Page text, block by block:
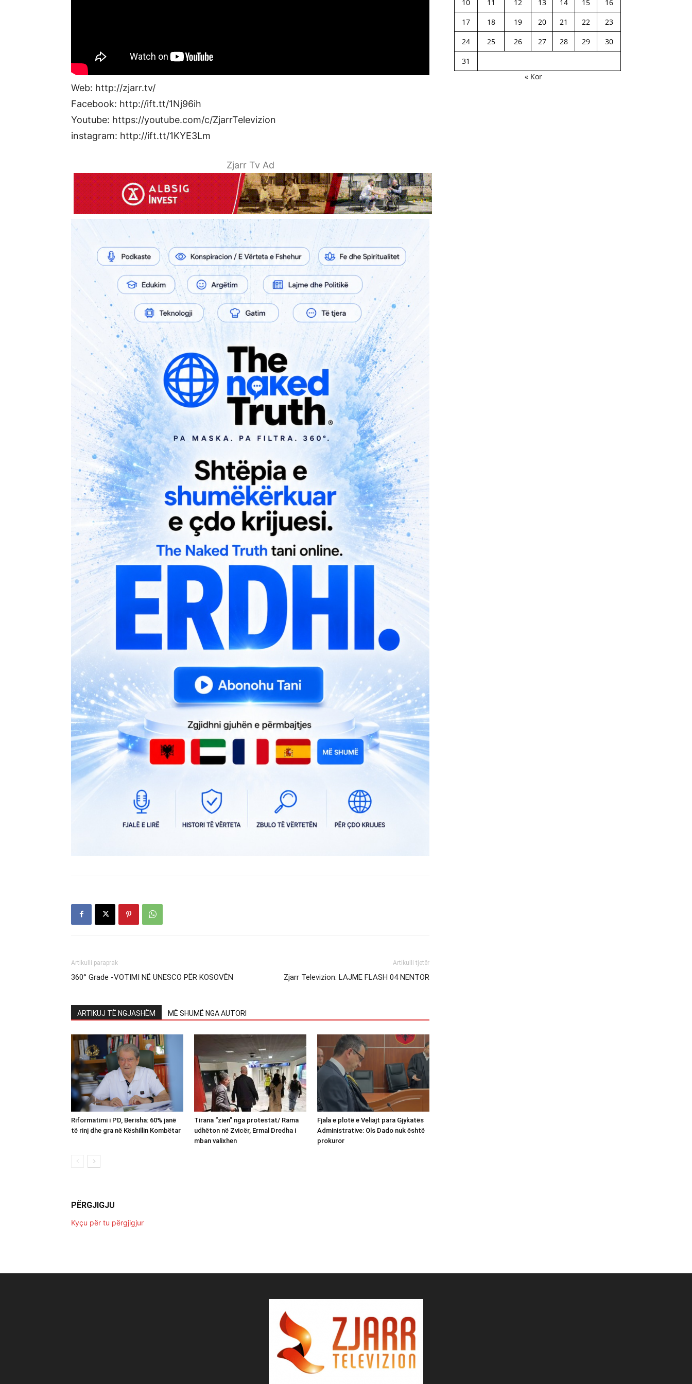
Web: http://zjarr.tv/
Facebook: http://ift.tt/1Nj96ih
Youtube: https://youtube.com/c/ZjarrTelevizion
instagram: http://ift.tt/1KYE3Lm
Zjarr Tv Ad
Artikulli paraprak
360° Grade -VOTIMI NË UNESCO PËR KOSOVËN
Artikulli tjetër
Zjarr Televizion: LAJME FLASH 04 NENTOR
ARTIKUJ TË NGJASHËM MË SHUMË NGA AUTORI
Riformatimi i PD, Berisha: 60% janë
të rinj dhe gra në Këshillin Kombëtar
Tirana “zien” nga protestat/ Rama
udhëton në Zvicër, Ermal Dredha i
mban valixhen
Fjala e plotë e Veliajt para Gjykatës
Administrative: Ols Dado nuk është
prokuror
PËRGJIGJU
Kyçu për tu përgjigjur
10 11 12 13 14 15
16
17
18 19 20 21 22
23
24
25 26 27 28 29
30
31
« Kor